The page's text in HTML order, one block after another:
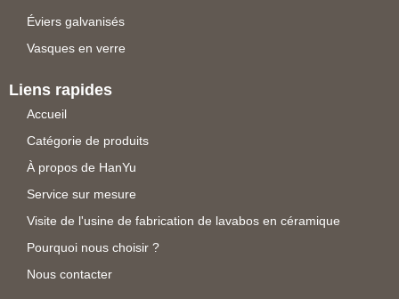
Éviers galvanisés
Vasques en verre
Liens rapides
Accueil
Catégorie de produits
À propos de HanYu
Service sur mesure
Visite de l'usine de fabrication de lavabos en céramique
Pourquoi nous choisir ?
Nous contacter